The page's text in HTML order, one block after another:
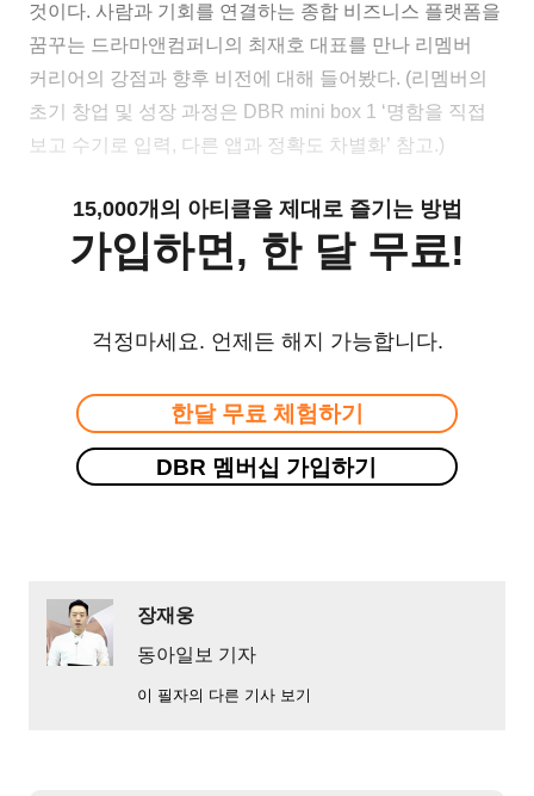
것이다. 사람과 기회를 연결하는 종합 비즈니스 플랫폼을
꿈꾸는 드라마앤컴퍼니의 최재호 대표를 만나 리멤버
커리어의 강점과 향후 비전에 대해 들어봤다. (리멤버의
초기 창업 및 성장 과정은 DBR mini box 1 ‘명함을 직접
보고 수기로 입력, 다른 앱과 정확도 차별화’ 참고.)
15,000개의 아티클을 제대로 즐기는 방법
가입하면, 한 달 무료!
걱정마세요. 언제든 해지 가능합니다.
한달 무료 체험하기
DBR 멤버십 가입하기
장재웅
동아일보 기자
이 필자의 다른 기사 보기